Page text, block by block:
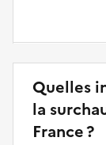
Quelles
la
France ?